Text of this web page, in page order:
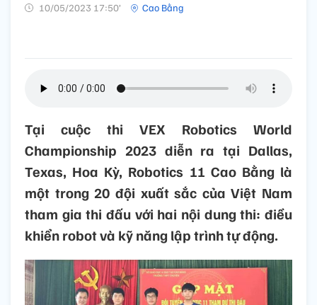
10/05/2023 17:50’ Cao Bằng
Tại cuộc thi VEX Robotics World
Championship 2023 diễn ra tại Dallas,
Texas, Hoa Kỳ, Robotics 11 Cao Bằng là
một trong 20 đội xuất sắc của Việt Nam
tham gia thi đấu với hai nội dung thi: điều
khiển robot và kỹ năng lập trình tự động.